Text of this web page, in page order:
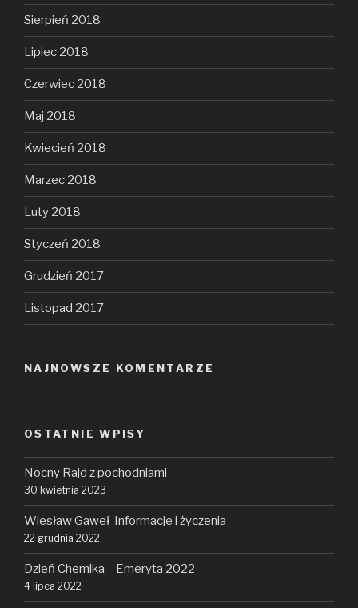
Sierpień 2018
Lipiec 2018
Czerwiec 2018
Maj 2018
Kwiecień 2018
Marzec 2018
Luty 2018
Styczeń 2018
Grudzień 2017
Listopad 2017
NAJNOWSZE KOMENTARZE
OSTATNIE WPISY
Nocny Rajd z pochodniami
30 kwietnia 2023
Wiesław Gaweł-Informacje i życzenia
22 grudnia 2022
Dzień Chemika – Emeryta 2022
4 lipca 2022